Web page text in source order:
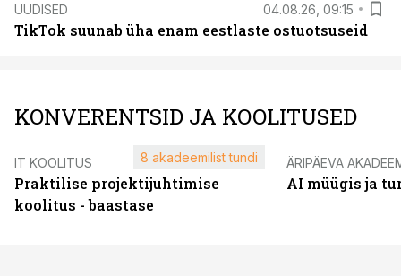
UUDISED 04.08.26, 09:15
TikTok suunab üha enam eestlaste ostuotsuseid
KONVERENTSID JA KOOLITUSED
IT KOOLITUS
Praktilise projektijuhtimise
koolitus - baastase
8 akadeemilist tundi ÄRIPÄEVA
AI müügis ja